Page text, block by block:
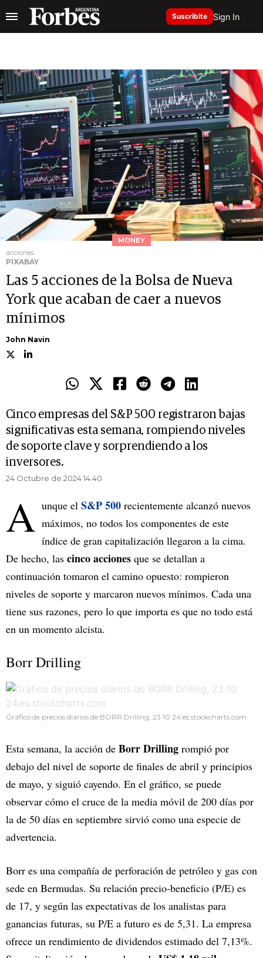
Suscribite Sign In
MONEY
acciones
PIXABAY
Las 5 acciones de la Bolsa de Nueva
York que acaban de caer a nuevos
mínimos
John Navin
Cinco empresas del S&P 500 registraron bajas
significativas esta semana, rompiendo niveles
de soporte clave y sorprendiendo a los
inversores.
24 Octubre de 2024 14.40
A unque el S&P 500 recientemente alcanzó nuevos
máximos, no todos los componentes de este
índice de gran capitalización llegaron a la cima.
De hecho, las cinco acciones que se detallan a
continuación tomaron el camino opuesto: rompieron
niveles de soporte y marcaron nuevos mínimos. Cada una
tiene sus razones, pero lo que importa es que no todo está
en un momento alcista.
Borr Drilling
Gráfico de precios diarios de BORR Drilling, 23 10 24.es:stockcharts.com
Esta semana, la acción de Borr Drilling rompió por
debajo del nivel de soporte de finales de abril y principios
de mayo, y siguió cayendo. En el gráfico, se puede
observar cómo el cruce de la media móvil de 200 días por
la de 50 días en septiembre sirvió como una especie de
advertencia.
Borr es una compañía de perforación de petróleo y gas con
sede en Bermudas. Su relación precio-beneficio (P/E) es
de 17, y según las expectativas de los analistas para
ganancias futuras, su P/E a futuro es de 5,31. La empresa
ofrece un rendimiento de dividendos estimado del 7,13%.